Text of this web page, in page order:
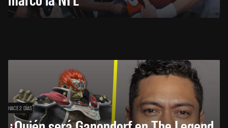
HACE 2 DÍAS